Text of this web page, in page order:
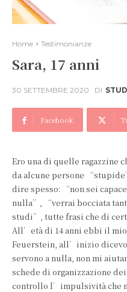
Home Testimonianze
Sara, 17 anni
30 SETTEMBRE 2020 DI
Facebook
Ero una di quelle ragazzine
da alcune persone
dire spesso: “non sei
nulla”, “verrai bocciata
studi”, tutte frasi che di
All’età di 14 anni ebbi il
Feuerstein, all’inizio
servono a nulla, non mi
schede di organizzazione
controllo l’impulsività che